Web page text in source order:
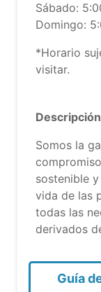
Sábado:
Domingo:
*Horario
visitar.
Somos la
sostenible
vida de las
todas las
derivados
Guía